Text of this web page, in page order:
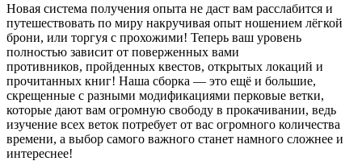
Новая система получения опыта не даст вам расслабится и
путешествовать по миру накручивая опыт ношением лёгкой
брони, или торгуя с прохожими! Теперь ваш уровень
полностью зависит от поверженных вами
противников, пройденных квестов, открытых локаций и
прочитанных книг! Наша сборка — это ещё и большие,
скрещенные с разными модификациями перковые ветки,
которые дают вам огромную свободу в прокачивании, ведь
изучение всех веток потребует от вас огромного количества
времени, а выбор самого важного станет намного сложнее и
интереснее!